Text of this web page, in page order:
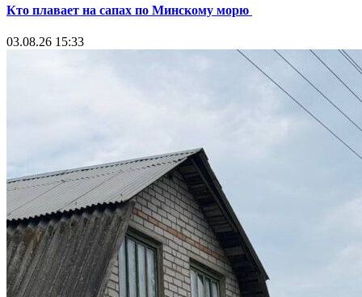
Кто плавает на сапах по Минскому морю
03.08.26 15:33